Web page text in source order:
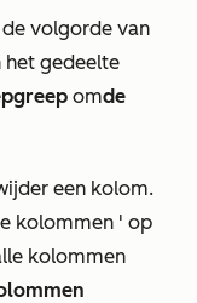
de volgorde van
het gedeelte
omde
een kolom.
kolommen ' op
kolommen